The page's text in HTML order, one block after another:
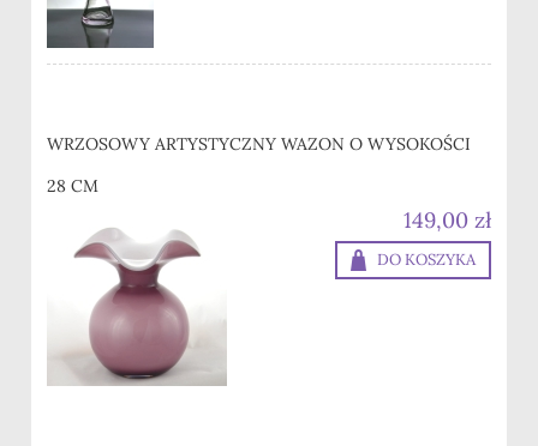
WRZOSOWY ARTYSTYCZNY WAZON O WYSOKOŚCI
28 CM
149,00 zł
DO KOSZYKA